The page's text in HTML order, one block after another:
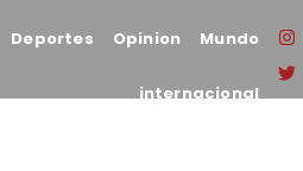
Deportes Opinion Mundo
internacional